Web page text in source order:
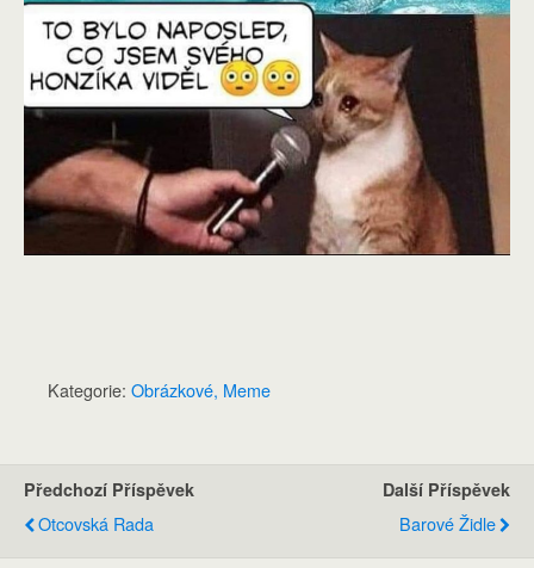
Kategorie: Obrázkové, Meme
Předchozí Příspěvek
Otcovská Rada
Další Příspěvek
Barové Židle